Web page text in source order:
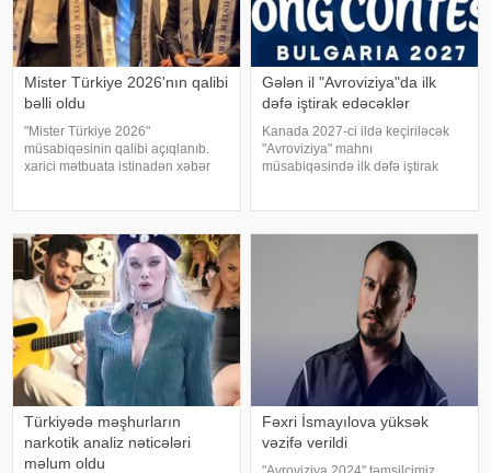
Mister Türkiye 2026'nın qalibi
bəlli oldu
"Mister Türkiye 2026"
müsabiqəsinin qalibi açıqlanıb.
xarici mətbuata istinadən xəbər
Navdar birinci olaraq "Miste
Gələn il "Avroviziya"da ilk
dəfə iştirak edəcəklər
Kanada 2027-ci ildə keçiriləcək
"Avroviziya" mahnı
müsabiqəsində ilk dəfə iştirak
Kanada 2015-ci ildə yarışmay
Türkiyədə məşhurların
narkotik analiz nəticələri
məlum oldu
Fəxri İsmayılova yüksək
vəzifə verildi